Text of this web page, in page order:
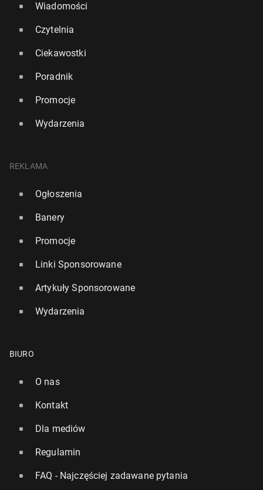
Wiadomości
Czytelnia
Ciekawostki
Poradnik
Promocje
Wydarzenia
REKLAMA
Ogłoszenia
Banery
Promocje
Linki Sponsorowane
Artykuły Sponsorowane
Wydarzenia
BIURO
O nas
Kontakt
Dla mediów
Regulamin
FAQ - Najczęściej zadawane pytania